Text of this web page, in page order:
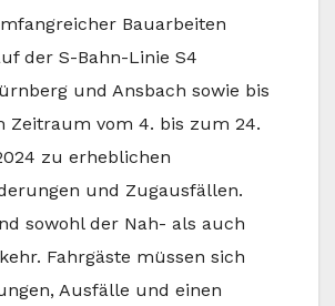
Bauarbeiten
der S-Bahn-Linie S4
und Ansbach sowie bis
Zeitraum vom 4. bis zum 24.
zu erheblichen
und Zugausfällen.
sowohl der Nah- als auch
Fahrgäste müssen sich
Ausfälle und einen